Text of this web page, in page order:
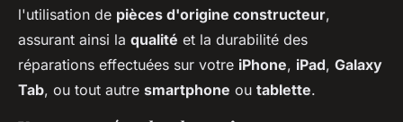
l'utilisation de pièces d'origine constructeur,
assurant ainsi la qualité et la durabilité des
réparations effectuées sur votre iPhone, iPad, Galaxy
Tab, ou tout autre smartphone ou tablette.